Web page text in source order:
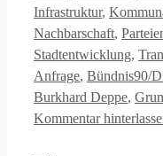
Infrastruktur,
Nachbarschaft,
Stadtentwicklung,
Anfrage, Bündnis90/
Burkhard Deppe,
Kommentar